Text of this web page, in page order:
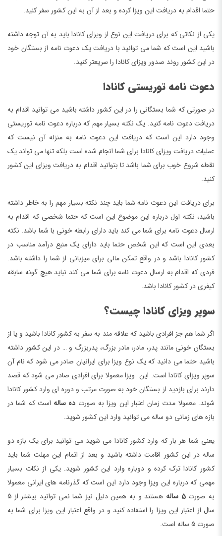
حتما اقدام به دریافت این ویزا کرده و بعد از آن به این کشور سفر کنید.
یکی از نکاتی که برای دریافت این نوع از ویزای کانادا باید به آن توجه داشته
باشید این است که شما می توانید با دریافت یک دعوت نامه از بستگان خود
در این کشور روند صدور ویزای کانادا را سریعتر کنید.
دعوت نامه توریستی کانادا
در صورتی که شما بستگانی را در این کشور داشته باشید می توانید اقدام به
دریافت دعوت نامه کنید. یک نکته بسیار مهم که درباره دعوت نامه توریستی
وجود دارد این است که دریافت این دعوت نامه به منزله آن نیست که
عملیات دریافت ویزای کانادا برای شما انجام شده است بلکه تنها می تواند یک
نقطه شروع خوب برای شما باشد تا بتوانید اقدام به دریافت ویزای این کشور
کنید.
برای دریافت این دعوت نامه شما باید چند نکته بسیار مهم را به خاطر داشته
باشید، نکته اول درباره این موضوع این است که حتما شخصی که اقدام به
ارسال دعوت نامه برای شما می کند باید دارای رابطه خونی با شما باشد. نکته
بعدی این است که این شخص حتما باید دارای یک منبع درآمد مناسب در
کشور کانادا باشد و در واقع تمکن مالی برای میزبانی از شما را داشته باشد.
فردی که اقدام به ارسال دعوت نامه برای شما می کند نباید هیچ گونه سابقه
کیفری در کشور کانادا باشد.
سوپر ویزای کانادا چیست؟
اگر شما هم جز افرادی باشید که علاقه مند به سفر به کشور کانادا باشید و یا از
بستگان خونی مانند پدر، مادر، مادر بزرگ، پدربزرگ و … در این کشور داشته
باشید حتما می دانید که یک نوع ویزا برای ایرانیان صادر می شود که نام آن
سوپر ویزای کانادا است. این ویزا معمولا برای افرادی صادر می شود که قصد
دارند برای بازدید از بستگان خود به صورت مرتب و دوره ای وارد کشور کانادا
شوند. معمولا مدت زمان اعتبار این ویزا به صورت ده ساله است که شما در
بازه های زمانی دو ساله می توانید وارد این کشور شوید.
یعنی شما هر بار که وارد کشور کانادا می شوید می توانید برای یک بازه دو
ساله در این کشور اقامت داشته باشید و بعد از اتمام این مهلت شما باید
کشور کانادا ترک کرده و دوباره وارد این کشور شوید. یکی از نکات بسیار
مهمی که درباره این ویزا وجود دارد این است که گذرنامه های ایرانی معمولا
به صورت5 ساله
هستند و به همین دلیل نیز شما نمی توانید بیشتر از 5
سال از اعتبار این ویزا را استفاده کنید و در واقع اعتبار این ویزا برای شما به
صورت 5 ساله است.